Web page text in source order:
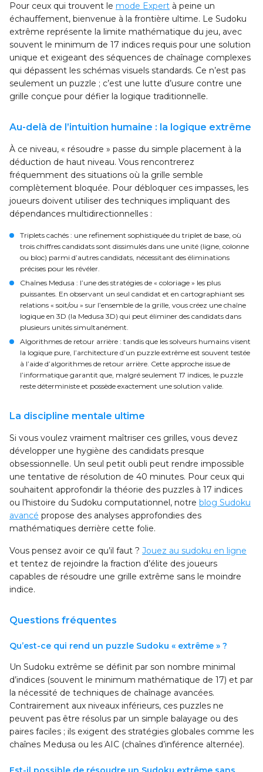
Pour ceux qui trouvent le mode Expert à peine un
échauffement, bienvenue à la frontière ultime. Le Sudoku
extrême représente la limite mathématique du jeu, avec
souvent le minimum de 17 indices requis pour une solution
unique et exigeant des séquences de chaînage complexes
qui dépassent les schémas visuels standards. Ce n’est pas
seulement un puzzle ; c’est une lutte d’usure contre une
grille conçue pour défier la logique traditionnelle.
Au-delà de l’intuition humaine : la logique extrême
À ce niveau, « résoudre » passe du simple placement à la
déduction de haut niveau. Vous rencontrerez
fréquemment des situations où la grille semble
complètement bloquée. Pour débloquer ces impasses, les
joueurs doivent utiliser des techniques impliquant des
dépendances multidirectionnelles :
Triplets cachés : une refinement sophistiquée du triplet de base, où
trois chiffres candidats sont dissimulés dans une unité (ligne, colonne
ou bloc) parmi d’autres candidats, nécessitant des éliminations
précises pour les révéler.
Chaînes Medusa : l’une des stratégies de « coloriage » les plus
puissantes. En observant un seul candidat et en cartographiant ses
relations « soit/ou » sur l’ensemble de la grille, vous créez une chaîne
logique en 3D (la Medusa 3D) qui peut éliminer des candidats dans
plusieurs unités simultanément.
Algorithmes de retour arrière : tandis que les solveurs humains visent
la logique pure, l’architecture d’un puzzle extrême est souvent testée
à l’aide d’algorithmes de retour arrière. Cette approche issue de
l’informatique garantit que, malgré seulement 17 indices, le puzzle
reste déterministe et possède exactement une solution valide.
La discipline mentale ultime
Si vous voulez vraiment maîtriser ces grilles, vous devez
développer une hygiène des candidats presque
obsessionnelle. Un seul petit oubli peut rendre impossible
une tentative de résolution de 40 minutes. Pour ceux qui
souhaitent approfondir la théorie des puzzles à 17 indices
ou l’histoire du Sudoku computationnel, notre blog Sudoku
avancé propose des analyses approfondies des
mathématiques derrière cette folie.
Vous pensez avoir ce qu’il faut ? Jouez au sudoku en ligne
et tentez de rejoindre la fraction d’élite des joueurs
capables de résoudre une grille extrême sans le moindre
indice.
Questions fréquentes
Qu’est-ce qui rend un puzzle Sudoku « extrême » ?
Un Sudoku extrême se définit par son nombre minimal
d’indices (souvent le minimum mathématique de 17) et par
la nécessité de techniques de chaînage avancées.
Contrairement aux niveaux inférieurs, ces puzzles ne
peuvent pas être résolus par un simple balayage ou des
paires faciles ; ils exigent des stratégies globales comme les
chaînes Medusa ou les AIC (chaînes d’inférence alternée).